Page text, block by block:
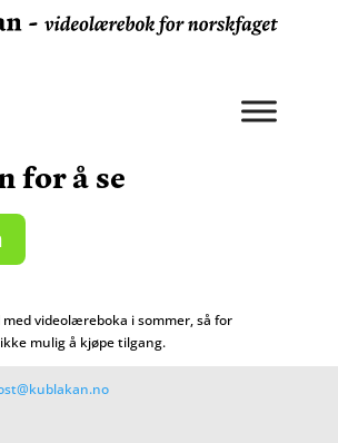
for å se
med videolæreboka i sommer, så for
mulig å kjøpe tilgang.